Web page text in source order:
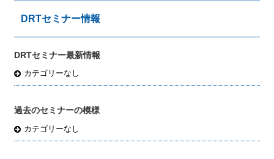
DRTセミナー情報
DRTセミナー最新情報
カテゴリーなし
過去のセミナーの模様
カテゴリーなし